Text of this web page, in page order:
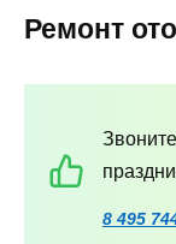
Ремонт
8 495